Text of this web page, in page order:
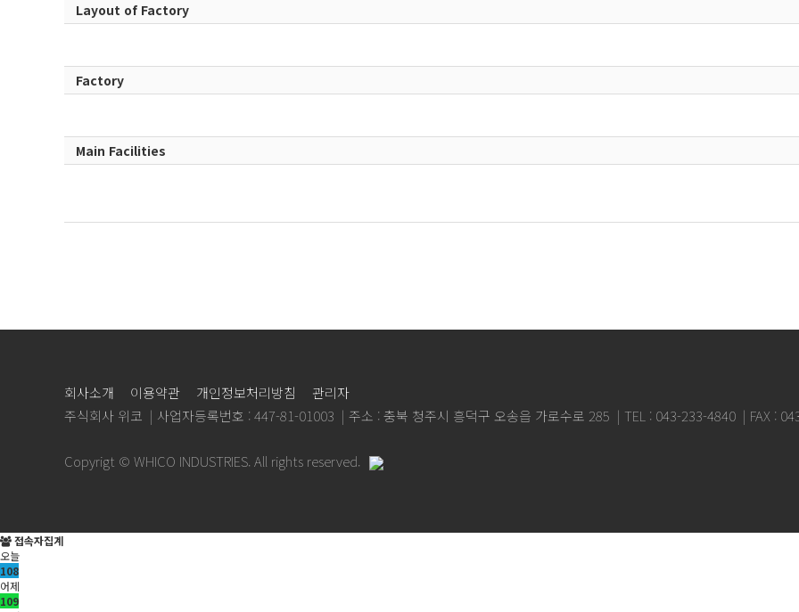
Layout of Factory
Factory
Main Facilities
회사소개 이용약관 개인정보처리방침
관리자
주식회사 위코
사업자등록번호 : 447-81-01003 주소 : 충북 청주시 흥덕구 오송읍 가로수로 285 TEL : 043-233-4840 FAX :
Copyrigt © WHICO INDUSTRIES. All rights reserved.
접속자집계
오늘
108
어제
109